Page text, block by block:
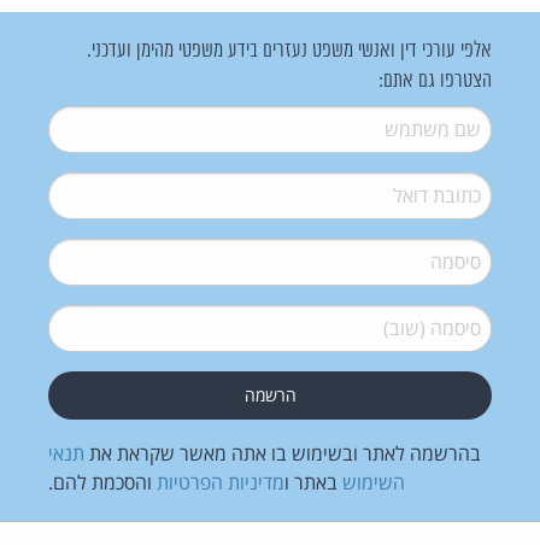
אלפי עורכי דין ואנשי משפט נעזרים בידע משפטי מהימן ועדכני.
הצטרפו גם אתם:
שם משתמש*
דואל*
סיסמה*
סיסמה (שוב)*
בהרשמה לאתר ובשימוש בו אתה מאשר שקראת את תנאי
השימוש באתר ומדיניות הפרטיות והסכמת להם.